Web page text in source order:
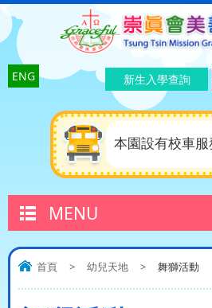
ENG 新生入學查詢
本園設有校車
MENU
首頁 > 幼兒天地 > 舞獅活動